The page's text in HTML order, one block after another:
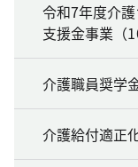
令和7年度介
支援金事業（
介護職員奨学
介護給付適正